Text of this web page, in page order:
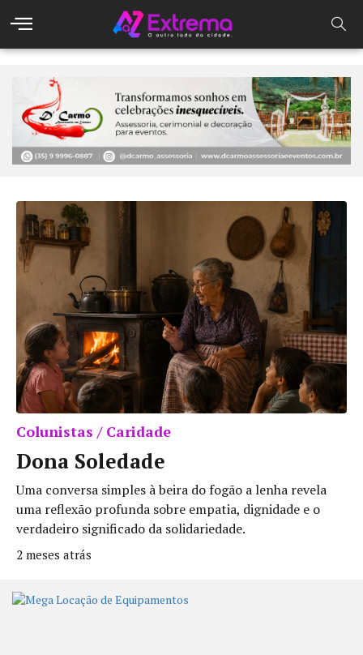
Colunistas / Caridade
Dona Soledade
Uma conversa simples à beira do fogão a lenha revela
uma reflexão profunda sobre empatia, dignidade e o
verdadeiro significado da solidariedade.
2 meses atrás